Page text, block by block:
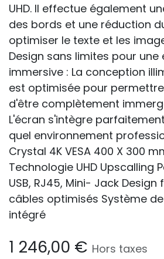
UHD. Il effectue également
des bords et une réduction
optimiser le texte et les
Design sans limites pour une
immersive : La conception
est optimisée pour
d'être complètement
L'écran s'intègre
quel environnement
Crystal 4K VESA 400 X 300
Technologie UHD Upscalling
USB, RJ45, Mini- Jack
câbles optimisés Système
intégré
1 246,00 € Hors taxes